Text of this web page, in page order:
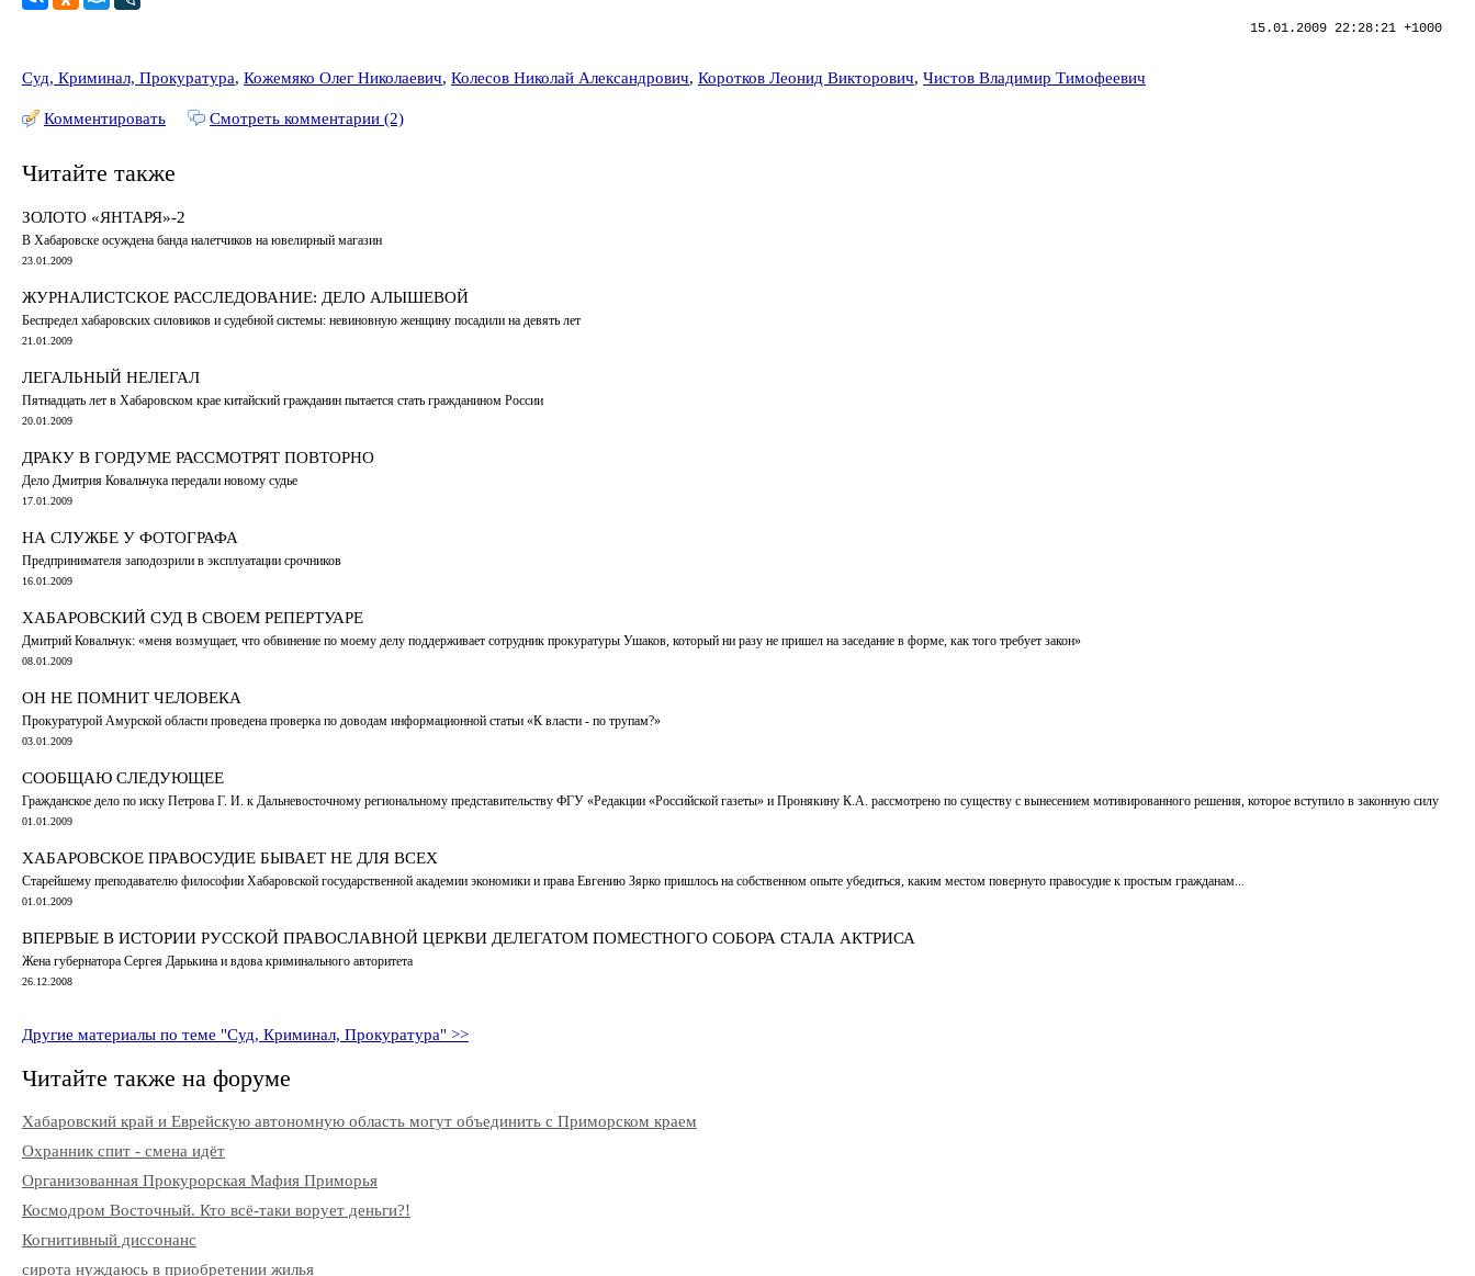
15.01.2009 22:28:21 +1000
Суд, Криминал, Прокуратура, Кожемяко Олег Николаевич, Колесов Николай Александрович, Коротков Леонид Викторович, Чистов Владимир Тимофеевич
Комментировать Смотреть комментарии (2)
Читайте также
ЗОЛОТО «ЯНТАРЯ»-2
В Хабаровске осуждена банда налетчиков на ювелирный магазин
23.01.2009
ЖУРНАЛИСТСКОЕ РАССЛЕДОВАНИЕ: ДЕЛО АЛЫШЕВОЙ
Беспредел хабаровских силовиков и судебной системы: невиновную женщину посадили на девять лет
21.01.2009
ЛЕГАЛЬНЫЙ НЕЛЕГАЛ
Пятнадцать лет в Хабаровском крае китайский гражданин пытается стать гражданином России
20.01.2009
ДРАКУ В ГОРДУМЕ РАССМОТРЯТ ПОВТОРНО
Дело Дмитрия Ковальчука передали новому судье
17.01.2009
НА СЛУЖБЕ У ФОТОГРАФА
Предпринимателя заподозрили в эксплуатации срочников
16.01.2009
ХАБАРОВСКИЙ СУД В СВОЕМ РЕПЕРТУАРЕ
Дмитрий Ковальчук: «меня возмущает, что обвинение по моему делу поддерживает сотрудник прокуратуры Ушаков, который ни разу не пришел на заседание в форме, как того требует закон»
08.01.2009
ОН НЕ ПОМНИТ ЧЕЛОВЕКА
Прокуратурой Амурской области проведена проверка по доводам информационной статьи «К власти - по трупам?»
03.01.2009
СООБЩАЮ СЛЕДУЮЩЕЕ
Гражданское дело по иску Петрова Г. И. к Дальневосточному региональному представительству ФГУ «Редакции «Российской газеты» и Пронякину К.А. рассмотрено по существу с вынесением мотивированного решения, которое вступило в законную силу
01.01.2009
ХАБАРОВСКОЕ ПРАВОСУДИЕ БЫВАЕТ НЕ ДЛЯ ВСЕХ
Старейшему преподавателю философии Хабаровской государственной академии экономики и права Евгению Зярко пришлось на собственном опыте убедиться, каким местом повернуто правосудие к простым гражданам...
01.01.2009
ВПЕРВЫЕ В ИСТОРИИ РУССКОЙ ПРАВОСЛАВНОЙ ЦЕРКВИ ДЕЛЕГАТОМ ПОМЕСТНОГО СОБОРА СТАЛА АКТРИСА
Жена губернатора Сергея Дарькина и вдова криминального авторитета
26.12.2008
Другие материалы по теме "Суд, Криминал, Прокуратура" >>
Читайте также на форуме
Хабаровский край и Еврейскую автономную область могут объединить с Приморском краем
Охранник спит - смена идёт
Организованная Прокурорская Мафия Приморья
Космодром Восточный. Кто всё-таки ворует деньги?!
Когнитивный диссонанс
сирота нуждаюсь в приобретении жилья